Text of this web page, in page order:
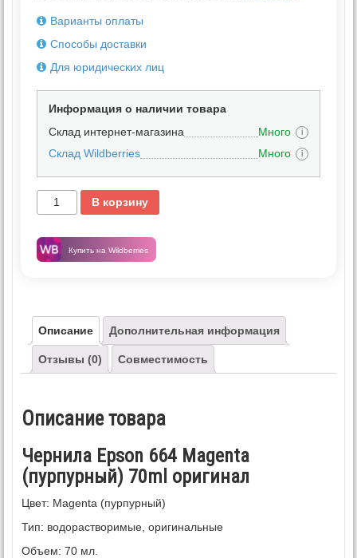
Варианты оплаты
Способы доставки
Для юридических лиц
Информация о наличии товара
Склад интернет-магазина
Много i
Склад Wildberries Много i
В корзину
Купить на Wildberries
Описание Дополнительная информация
Отзывы (0) Совместимость
Описание товара
Чернила Epson 664 Magenta
(пурпурный) 70ml оригинал
Цвет: Magenta (пурпурный)
Тип: водорастворимые, оригинальные
Объем: 70 мл.